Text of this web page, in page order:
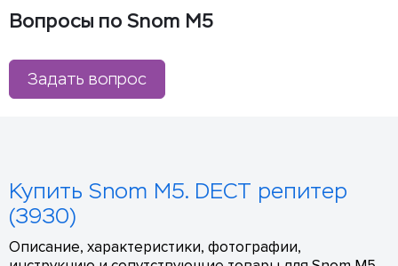
Вопросы по Snom M5
Задать вопрос
Купить Snom M5. DECT репитер
(3930)
Описание, характеристики, фотографии,